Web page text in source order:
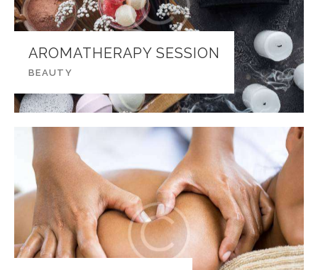
AROMATHERAPY SESSION
BEAUTY